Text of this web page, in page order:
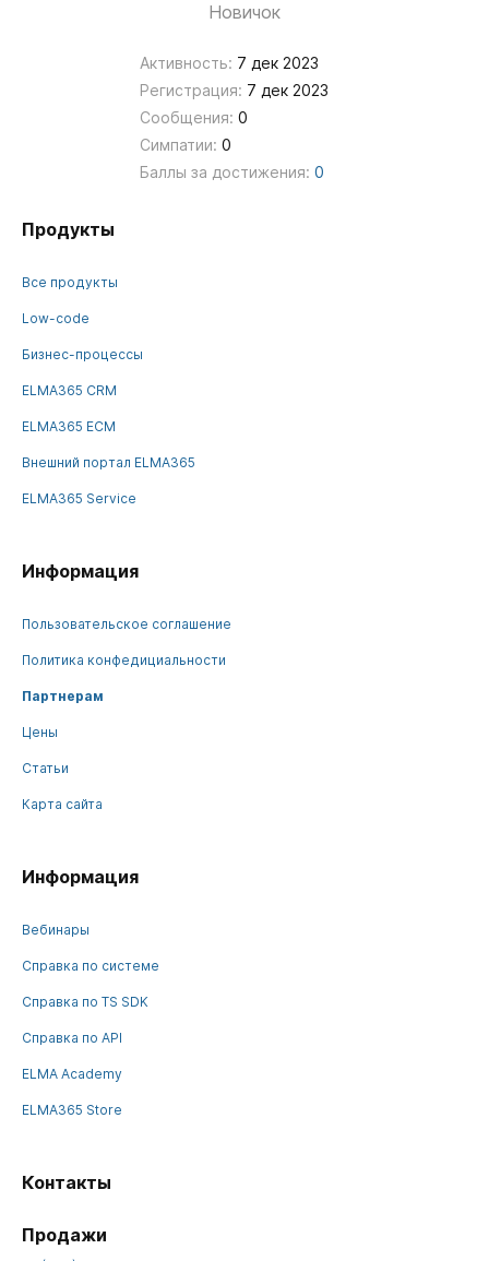
Новичок
Активность: 7 дек 2023
Регистрация: 7 дек 2023
Сообщения: 0
Симпатии: 0
Баллы за достижения: 0
Продукты
Все продукты
Low-code
Бизнес-процессы
ELMA365 CRM
ELMA365 ECM
Внешний портал ELMA365
ELMA365 Service
Информация
Пользовательское соглашение
Политика конфедициальности
Партнерам
Цены
Статьи
Карта сайта
Информация
Вебинары
Справка по системе
Справка по TS SDK
Справка по API
ELMA Academy
ELMA365 Store
Контакты
Продажи